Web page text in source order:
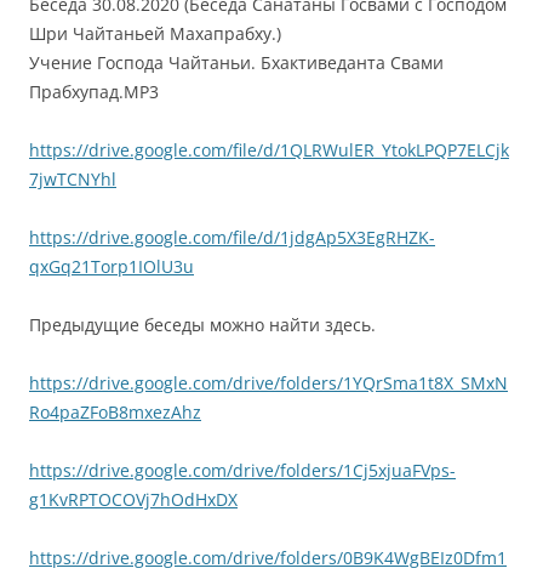
Беседа 30.08.2020 (Беседа Санатаны Госвами с Господом
Шри Чайтаньей Махапрабху.)
Учение Господа Чайтаньи. Бхактиведанта Свами
Прабхупад.MP3
https://drive.google.com/file/d/1QLRWulER_YtokLPQP7ELCjk
7jwTCNYhl
https://drive.google.com/file/d/1jdgAp5X3EgRHZK-
qxGq21Torp1IOlU3u
Предыдущие беседы можно найти здесь.
https://drive.google.com/drive/folders/1YQrSma1t8X_SMxN
Ro4paZFoB8mxezAhz
https://drive.google.com/drive/folders/1Cj5xjuaFVps-
g1KvRPTOCOVj7hOdHxDX
https://drive.google.com/drive/folders/0B9K4WgBEIz0Dfm1